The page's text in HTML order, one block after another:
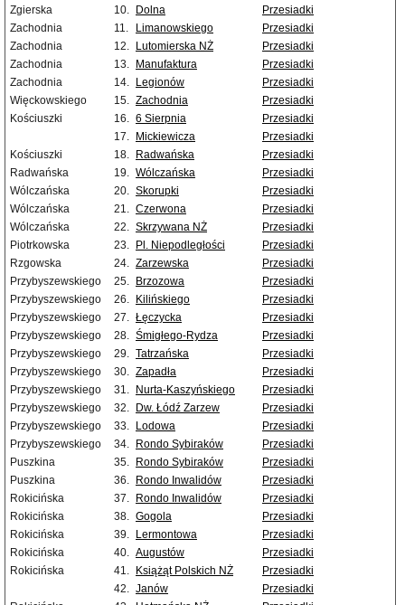
Zgierska
10. Dolna
Przesiadki
Zachodnia
11. Limanowskiego
Przesiadki
Zachodnia
12. Lutomierska NŻ
Przesiadki
Zachodnia
13. Manufaktura
Przesiadki
Zachodnia
14. Legionów
Przesiadki
Więckowskiego
15. Zachodnia
Przesiadki
Kościuszki
16. 6 Sierpnia
Przesiadki
17.
Mickiewicza
Przesiadki
Kościuszki
18. Radwańska
Przesiadki
Radwańska
19. Wólczańska
Przesiadki
Wólczańska
20. Skorupki
Przesiadki
Wólczańska
21. Czerwona
Przesiadki
Wólczańska
22. Skrzywana NŻ
Przesiadki
Piotrkowska
23. Pl. Niepodległości
Przesiadki
Rzgowska
24. Zarzewska
Przesiadki
Przybyszewskiego
25. Brzozowa
Przesiadki
Przybyszewskiego
26. Kilińskiego
Przesiadki
Przybyszewskiego
27. Łęczycka
Przesiadki
Przybyszewskiego
28. Śmigłego-Rydza
Przesiadki
Przybyszewskiego
29. Tatrzańska
Przesiadki
Przybyszewskiego
30. Zapadła
Przesiadki
Przybyszewskiego
31. Nurta-Kaszyńskiego
Przesiadki
Przybyszewskiego
32. Dw. Łódź Zarzew
Przesiadki
Przybyszewskiego
33. Lodowa
Przesiadki
Przybyszewskiego
34. Rondo Sybiraków
Przesiadki
Puszkina
35. Rondo Sybiraków
Przesiadki
Puszkina
36. Rondo Inwalidów
Przesiadki
Rokicińska
37. Rondo Inwalidów
Przesiadki
Rokicińska
38. Gogola
Przesiadki
Rokicińska
39. Lermontowa
Przesiadki
Rokicińska
40. Augustów
Przesiadki
Rokicińska
41. Książąt Polskich NŻ
Przesiadki
42. Janów
Przesiadki